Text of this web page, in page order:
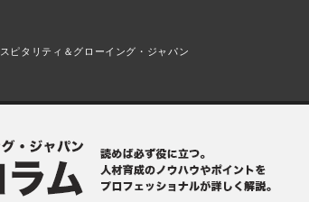
ピタリティ＆グローイング・ジャパン